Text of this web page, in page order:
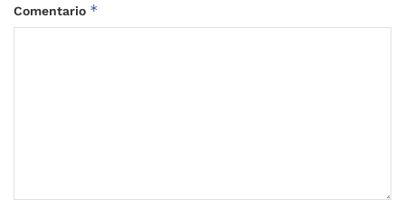
Comentario *